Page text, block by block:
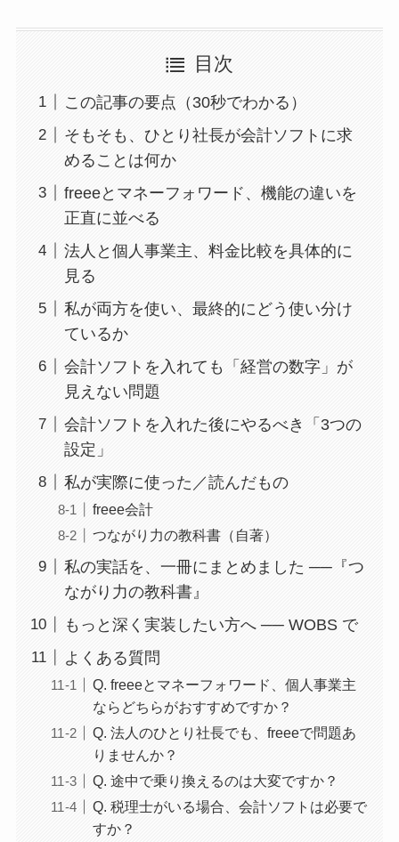
目次
この記事の要点（30秒でわかる）
そもそも、ひとり社長が会計ソフトに求
めることは何か
freeeとマネーフォワード、機能の違いを
正直に並べる
法人と個人事業主、料金比較を具体的に
見る
私が両方を使い、最終的にどう使い分け
ているか
会計ソフトを入れても「経営の数字」が
見えない問題
会計ソフトを入れた後にやるべき「3つの
設定」
私が実際に使った／読んだもの
freee会計
つながり力の教科書（自著）
私の実話を、一冊にまとめました ──『つ
ながり力の教科書』
もっと深く実装したい方へ ── WOBS で
よくある質問
Q. freeeとマネーフォワード、個人事業主
ならどちらがおすすめですか？
Q. 法人のひとり社長でも、freeeで問題あ
りませんか？
Q. 途中で乗り換えるのは大変ですか？
Q. 税理士がいる場合、会計ソフトは必要で
すか？